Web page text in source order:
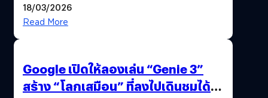
18/03/2026
Read More
Google เปิดให้ลองเล่น “Genie 3”
สร้าง “โลกเสมือน” ที่ลงไปเดินชมได้